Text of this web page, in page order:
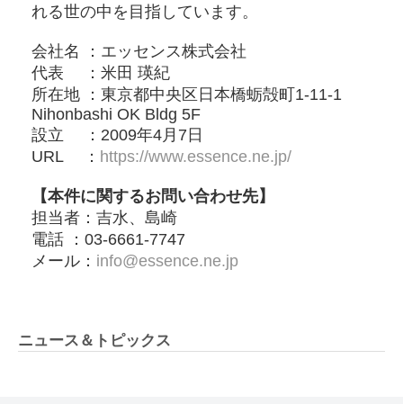
れる世の中を目指しています。
会社名 ：エッセンス株式会社
代表 ：⽶⽥ 瑛紀
所在地 ：東京都中央区⽇本橋蛎殻町1-11-1
Nihonbashi OK Bldg 5F
設立 ：2009年4⽉7⽇
URL ： https://www.essence.ne.jp/
【本件に関するお問い合わせ先】
担当者：吉水、島崎
電話 ：03-6661-7747
メール： info@essence.ne.jp
ニュース＆トピックス